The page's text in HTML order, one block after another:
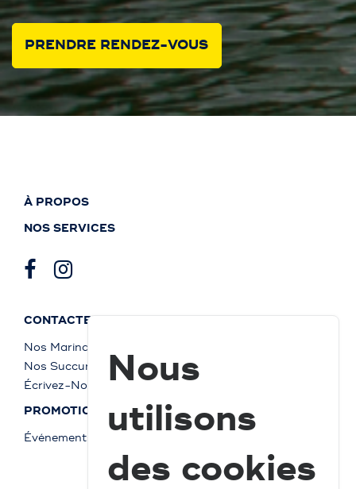
PRENDRE RENDEZ-VOUS
À PROPOS
NOS SERVICES
CONTACTEZ-NOUS
Nos Marinas
Nos Succursales
Écrivez-Nous
PROMOTIONS
Événements
Nous
utilisons
des cookies